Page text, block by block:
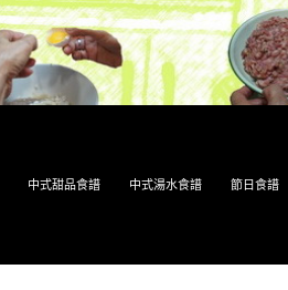
中式甜品食譜 中式湯水食譜 節日食譜